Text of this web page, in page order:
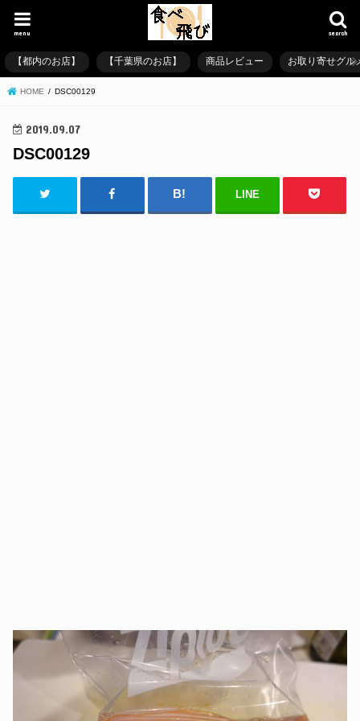
search
menu
【都内のお店】 【千葉県のお店】 商品レビュー お取り寄せグル
HOME DSC00129
2019.09.07
DSC00129
LINE